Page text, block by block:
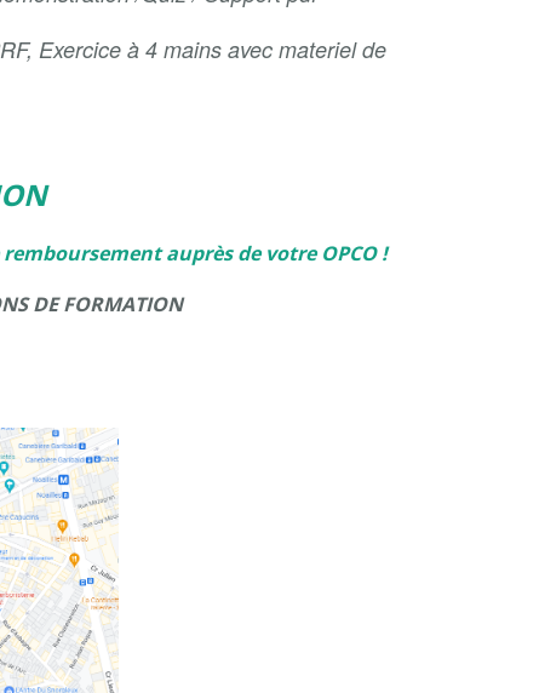
Exercice à 4 mains avec materiel de
auprès de votre OPCO !
DE FORMATION